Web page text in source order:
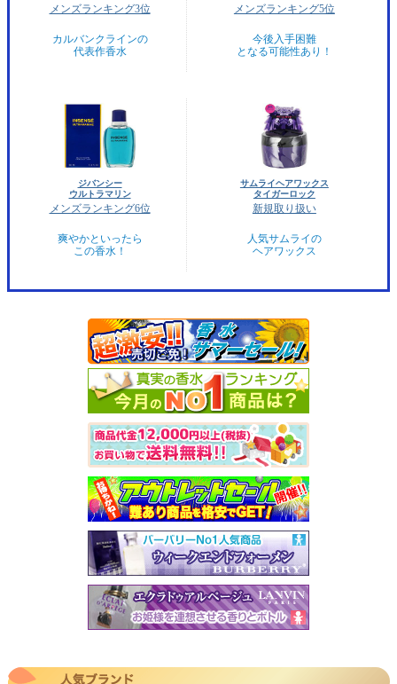
メンズランキング3位
カルバンクラインの
代表作香水
メンズランキング5位
今後入手困難
となる可能性あり！
ジバンシー
ウルトラマリン
メンズランキング6位
爽やかといったら
この香水！
サムライヘアワックス
タイガーロック
新規取り扱い
人気サムライの
ヘアワックス